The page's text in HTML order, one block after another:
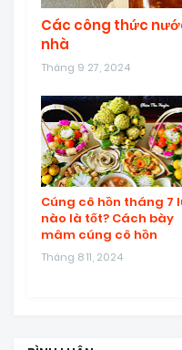
Các công thức
nhà
Tháng 9 27, 2024
Cúng cô hồn tháng 7
nào là tốt? Cách bày
mâm cúng cô hồn
Tháng 8 11, 2024